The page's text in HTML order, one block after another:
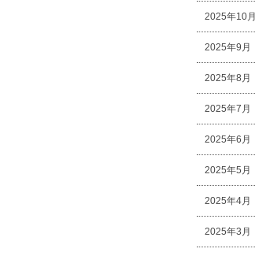
2025年10月
2025年9月
2025年8月
2025年7月
2025年6月
2025年5月
2025年4月
2025年3月